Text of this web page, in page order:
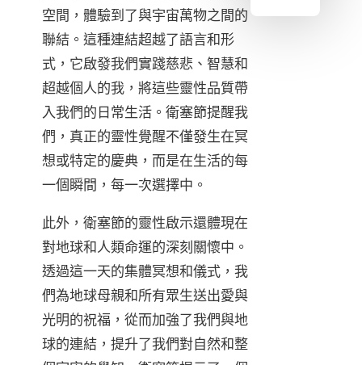
空間，體驗到了與宇宙萬物之間的
聯結。這種連結超越了語言和形
式，它啟發我們實踐慈悲、智慧和
超越個人的我，將這些靈性品質帶
入我們的日常生活。衛塞節提醒我
們，真正的靈性覺醒不僅發生在冥
想或特定的慶典，而是在生活的每
一個瞬間，每一次選擇中。
此外，衛塞節的靈性啟示還體現在
對地球和人類命運的深刻關懷中。
透過這一天的集體冥想和儀式，我
們為地球母親和所有眾生送出愛與
光明的祝福，從而加強了我們與地
球的連結，提升了我們對自然和整